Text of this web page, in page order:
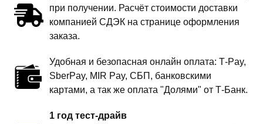
при получении. Расчёт стоимости доставки
компанией СДЭК на странице оформления
заказа.
Удобная и безопасная онлайн оплата: T‑Pay,
SberPay, MIR Pay, СБП, банковскими
картами, а так же оплата "Долями" от Т-Банк.
1 год тест-драйв